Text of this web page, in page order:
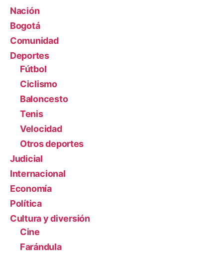
Nación
Bogotá
Comunidad
Deportes
Fútbol
Ciclismo
Baloncesto
Tenis
Velocidad
Otros deportes
Judicial
Internacional
Economía
Política
Cultura y diversión
Cine
Farándula